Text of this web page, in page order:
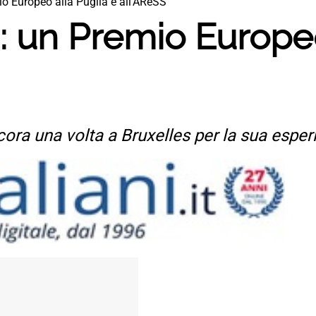
un Premio
una volta a Bruxelles per la sua